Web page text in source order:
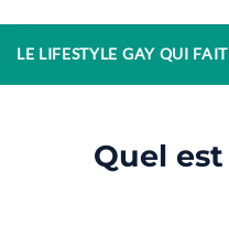
LE LIFESTYLE GAY QUI
Quel